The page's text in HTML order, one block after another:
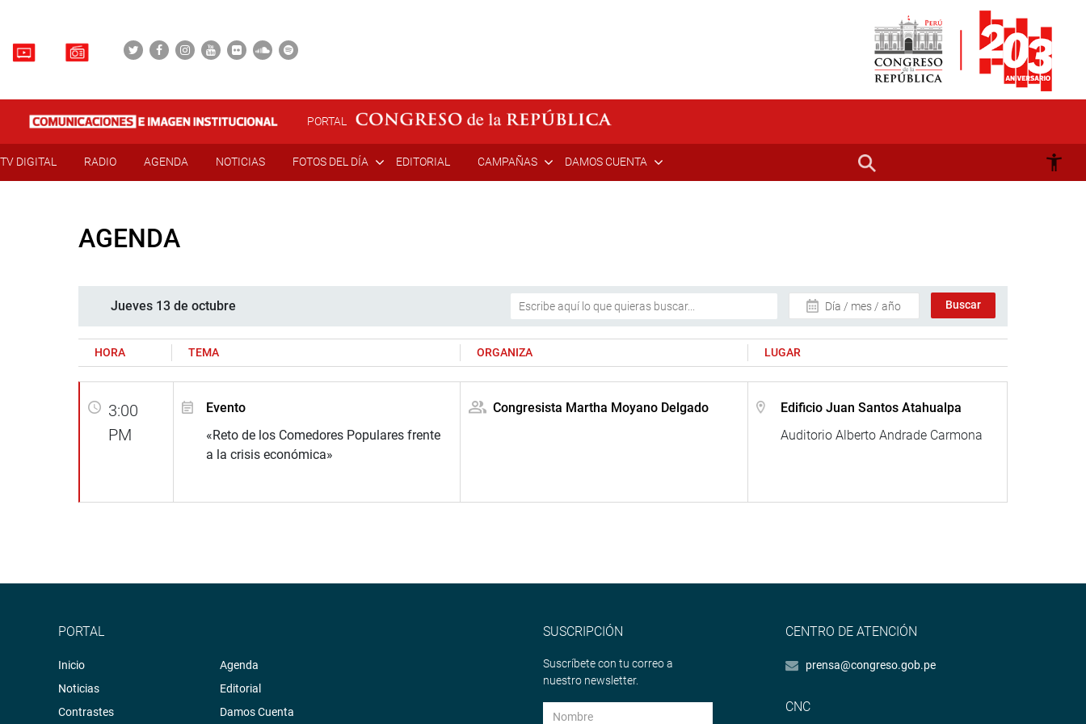
PORTAL
TV DIGITAL RADIO AGENDA NOTICIAS FOTOS DEL DÍA EDITORIAL CAMPAÑAS DAMOS CUENTA
AGENDA
Jueves 13 de octubre Día / mes / año
HORA TEMA ORGANIZA LUGAR
3:00
PM
Evento
«Reto de los Comedores Populares frente
a la crisis económica»
Congresista Martha Moyano Delgado
Edificio Juan Santos Atahualpa
Auditorio Alberto Andrade Carmona
PORTAL
Inicio
Noticias
Contrastes
Agenda
Editorial
Damos Cuenta
SUSCRIPCIÓN
Suscríbete con tu correo a
nuestro newsletter.
CENTRO DE ATENCIÓN
prensa@congreso.gob.pe
CNC